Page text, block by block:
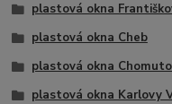
plastová okna
plastová okna Cheb
plastová okna
plastová okna Karlovy